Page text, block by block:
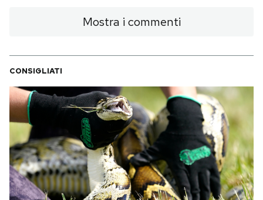
Mostra i commenti
CONSIGLIATI